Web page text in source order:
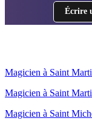
Écrire
Magicien à Saint
Magicien à Saint
Magicien à Saint